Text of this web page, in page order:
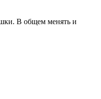
В общем менять и